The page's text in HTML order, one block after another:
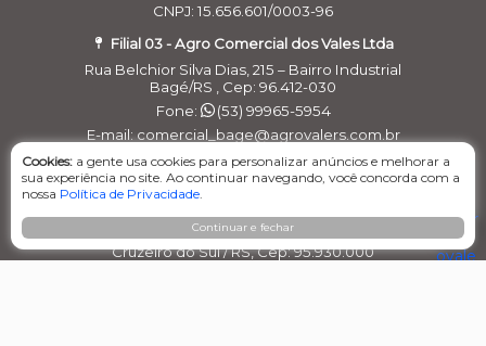
CNPJ: 15.656.601/0003-96
Filial 03 - Agro Comercial dos Vales Ltda
Rua Belchior Silva Dias, 215 – Bairro Industrial
Bagé/RS , Cep: 96.412-030
Fone:
(53) 99965-5954
E-mail: comercial_bage@agrovalers.com.br
CNPJ: 15.656.601/0004-77
Filial 04 – Pecuária Leiteira - GEA
Rod. RST 453, Km 26,3 nº 152, - Pavilhão 02 - Linha
Primavera
Cruzeiro do Sul / RS, Cep: 95.930.000
Cookies: a gente usa cookies para personalizar anúncios e melhorar a
sua experiência no site. Ao continuar navegando, você concorda com a
nossa Política de Privacidade.
Continuar e fechar